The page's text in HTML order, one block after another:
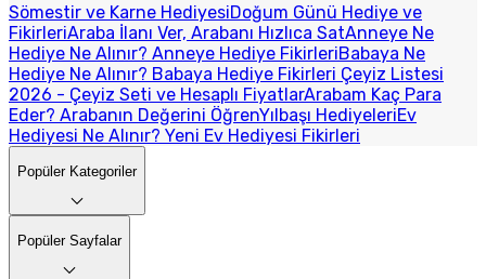
Sömestir ve Karne HediyesiDoğum Günü Hediye ve
FikirleriAraba İlanı Ver, Arabanı Hızlıca SatAnneye Ne
Hediye Ne Alınır? Anneye Hediye FikirleriBabaya Ne
Hediye Ne Alınır? Babaya Hediye Fikirleri Çeyiz Listesi
2026 - Çeyiz Seti ve Hesaplı FiyatlarArabam Kaç Para
Eder? Arabanın Değerini ÖğrenYılbaşı HediyeleriEv
Hediyesi Ne Alınır? Yeni Ev Hediyesi Fikirleri
Popüler Kategoriler
Popüler Sayfalar